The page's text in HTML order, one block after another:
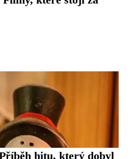
hitu, který dobyl